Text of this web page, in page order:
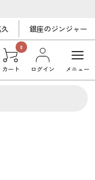
銀座のジンジャー
0
カート ログイン メニュー